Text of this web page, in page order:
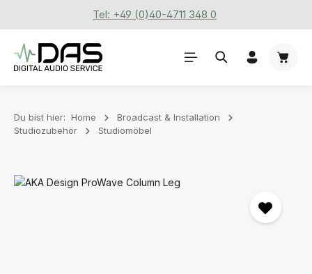
Zum Hauptinhalt springenTel: +49 (0)40-4711 348 0
Du bist hier: Home
Broadcast & Installation
Studiozubehör
Studiomöbel
Bildergalerie überspringen